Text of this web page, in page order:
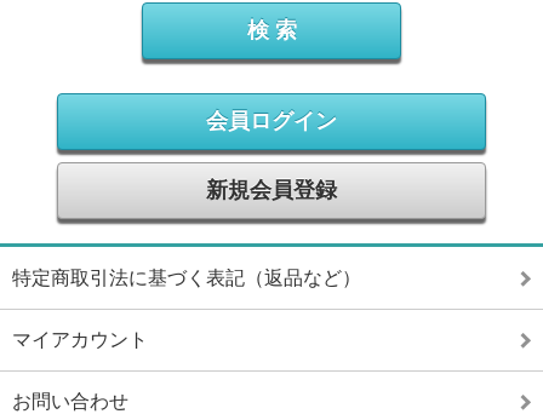
会員ログイン
新規会員登録
特定商取引法に基づく表記（返品など）
マイアカウント
お問い合わせ